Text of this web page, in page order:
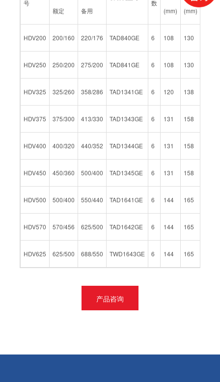
号
数
额定 备用 (mm) (mm)
HDV200 200/160 220/176 TAD840GE 6 108 130
HDV250 250/200 275/200 TAD841GE 6 108 130
HDV325 325/260 358/286 TAD1341GE 6 120 138
HDV375 375/300 413/330 TAD1343GE 6 131 158
HDV400 400/320 440/352 TAD1344GE 6 131 158
HDV450 450/360 500/400 TAD1345GE 6 131 158
HDV500 500/400 550/440 TAD1641GE 6 144 165
HDV570 570/456 625/500 TAD1642GE 6 144 165
HDV625 625/500 688/550 TWD1643GE 6 144 165
产品咨询